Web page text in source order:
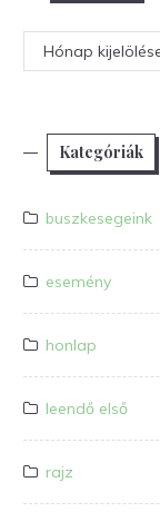
Archívum
Kategóriák
buszkesegeink
esemény
honlap
leendő első
rajz